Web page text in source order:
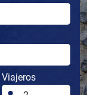
Viajeros